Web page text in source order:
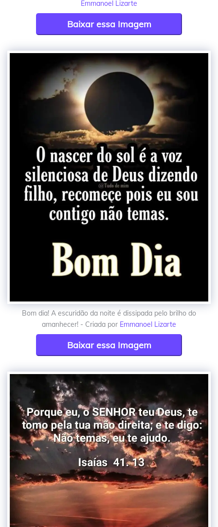
Emmanoel Lizarte
Baixar essa Imagem
Bom dia! A escuridão da noite é dissipada pelo brilho do
amanhecer! - Criada por Emmanoel Lizarte
Baixar essa Imagem